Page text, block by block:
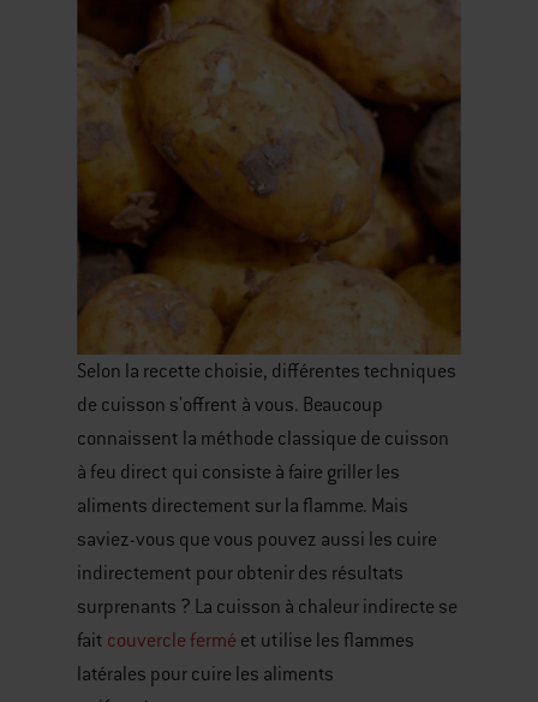
Selon la recette choisie, différentes techniques
de cuisson s'offrent à vous. Beaucoup
connaissent la méthode classique de cuisson
à feu direct qui consiste à faire griller les
aliments directement sur la flamme. Mais
saviez-vous que vous pouvez aussi les cuire
indirectement pour obtenir des résultats
surprenants ? La cuisson à chaleur indirecte se
fait couvercle fermé et utilise les flammes
latérales pour cuire les aliments